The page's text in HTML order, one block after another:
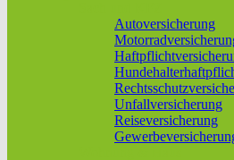
Autoversicherung
Unfallversicherung
Reiseversicherung